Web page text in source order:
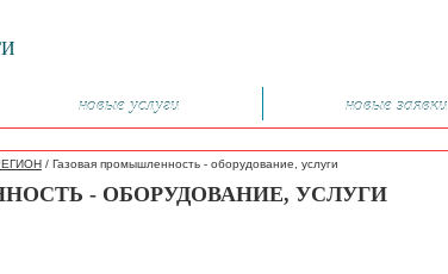
новые услуги новые заявки
/ Газовая промышленность - оборудование, услуги
- ОБОРУДОВАНИЕ, УСЛУГИ